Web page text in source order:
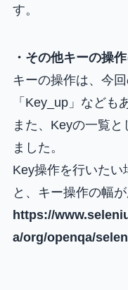
す。
・その他キーの操
キーの操作は、今
「Key_up」なども
また、Keyの一覧
ました。
Key操作を行いたい
と、キー操作の幅
https://
a/org/openqa/